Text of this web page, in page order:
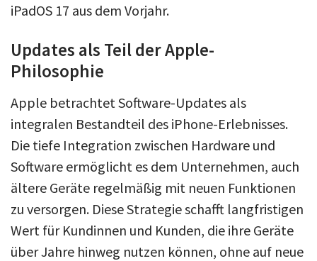
iPadOS 17 aus dem Vorjahr.
Updates als Teil der Apple-
Philosophie
Apple betrachtet Software-Updates als
integralen Bestandteil des iPhone-Erlebnisses.
Die tiefe Integration zwischen Hardware und
Software ermöglicht es dem Unternehmen, auch
ältere Geräte regelmäßig mit neuen Funktionen
zu versorgen. Diese Strategie schafft langfristigen
Wert für Kundinnen und Kunden, die ihre Geräte
über Jahre hinweg nutzen können, ohne auf neue